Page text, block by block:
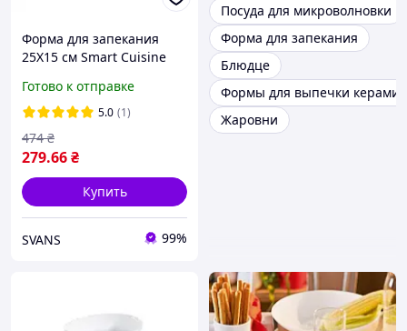
Форма для запекания
25X15 см Smart Сuisine
Готово к отправке
5.0 (1)
279.66₴
474 ₴
Купить
SVANS 99%
Посуда для микроволновки
Форма для запекания
Блюдце
Формы для выпечки
Жаровни